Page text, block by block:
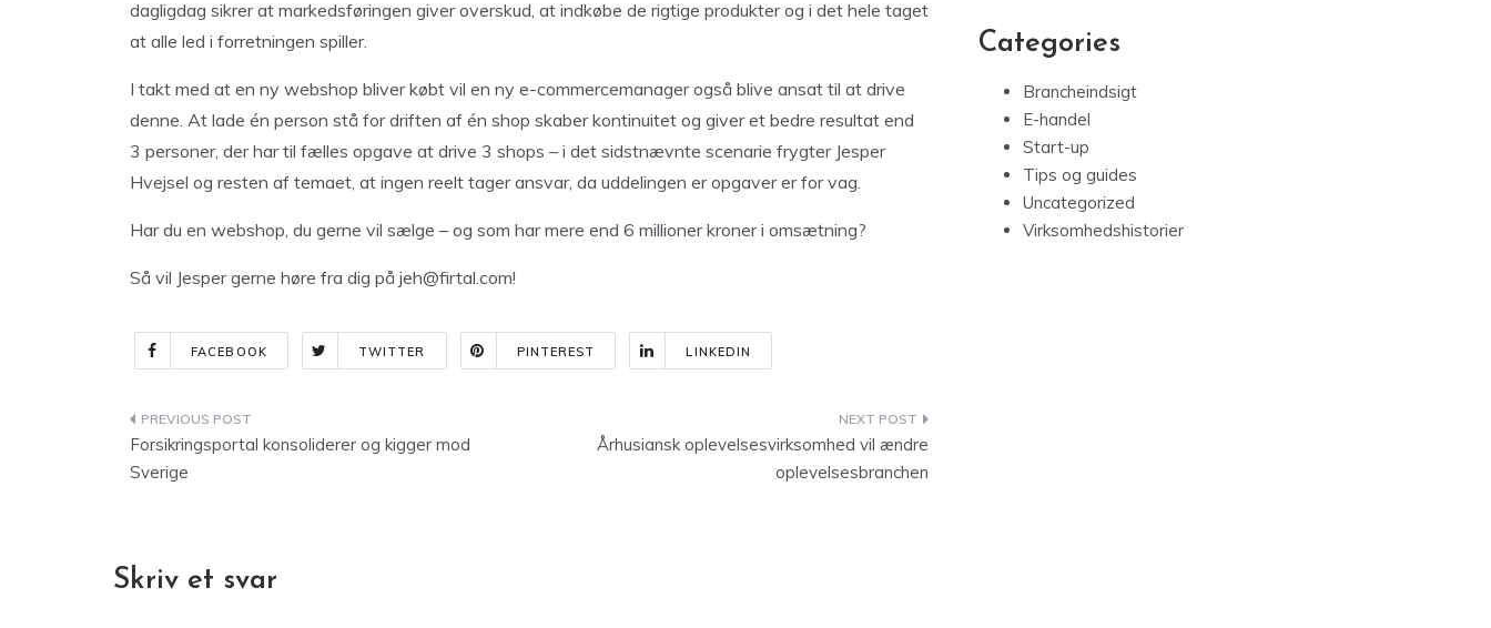
dagligdag sikrer at markedsføringen giver overskud, at indkøbe de rigtige produkter og i det hele taget
at alle led i forretningen spiller.
I takt med at en ny webshop bliver købt vil en ny e-commercemanager også blive ansat til at drive
denne. At lade én person stå for driften af én shop skaber kontinuitet og giver et bedre resultat end
3 personer, der har til fælles opgave at drive 3 shops – i det sidstnævnte scenarie frygter Jesper
Hvejsel og resten af temaet, at ingen reelt tager ansvar, da uddelingen er opgaver er for vag.
Har du en webshop, du gerne vil sælge – og som har mere end 6 millioner kroner i omsætning?
Så vil Jesper gerne høre fra dig på jeh@firtal.com!
FACEBOOK TWITTER PINTEREST LINKEDIN
Indlægsnavigation
Forsikringsportal konsoliderer og kigger mod
Sverige
Århusiansk oplevelsesvirksomhed vil ændre
oplevelsesbranchen
Skriv et svar
Categories
Brancheindsigt
E-handel
Start-up
Tips og guides
Uncategorized
Virksomhedshistorier